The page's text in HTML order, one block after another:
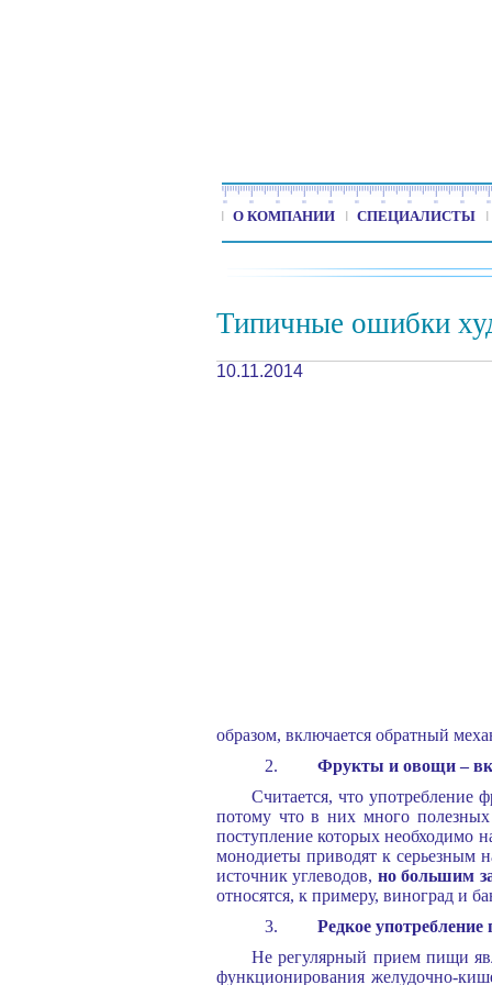
О КОМПАНИИ СПЕЦИАЛИСТЫ
Типичные ошибки
10.11.2014
образом, включается обратный
Фрукты и овощи –
Считается, что
потому что в них много
поступление которых необходимо
монодиеты приводят к серьезным
источник углеводов, но большим
относятся, к примеру, виноград и
Редкое
Не регулярный прием пищи
функционирования желудочно-